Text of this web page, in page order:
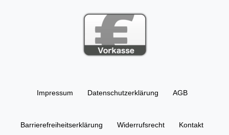
Impressum Daten­schutz­erklärung AGB
Barrierefreiheitserklärung Widerrufs­recht Kontakt